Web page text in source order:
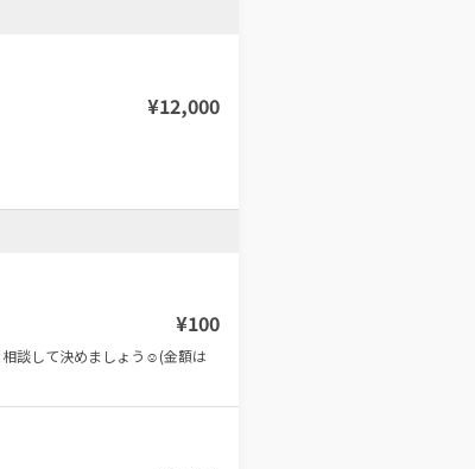
¥12,000
¥100
相談して決めましょう☺️(金額は